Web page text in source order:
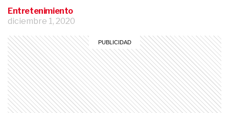
Entretenimiento
diciembre 1, 2020